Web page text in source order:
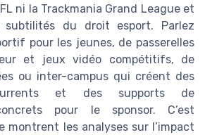
ni la Trackmania Grand League et
subtilités du droit esport. Parlez
pour les jeunes, de passerelles
et jeux vidéo compétitifs, de
ou inter-campus qui créent des
et des supports de
pour le sponsor. C’est
montrent les analyses sur l’impact